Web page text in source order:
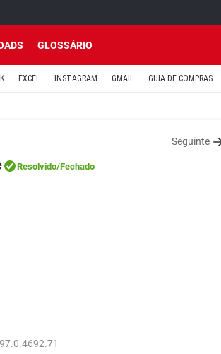
GLOSSÁRIO
EXCEL INSTAGRAM GMAIL GUIA DE COMPRAS
Seguinte
Resolvido/Fechado